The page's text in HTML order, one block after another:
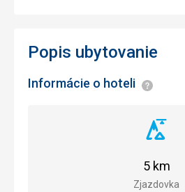
Popis ubytovanie
Informácie o hoteli
Zjazdovka
5 km